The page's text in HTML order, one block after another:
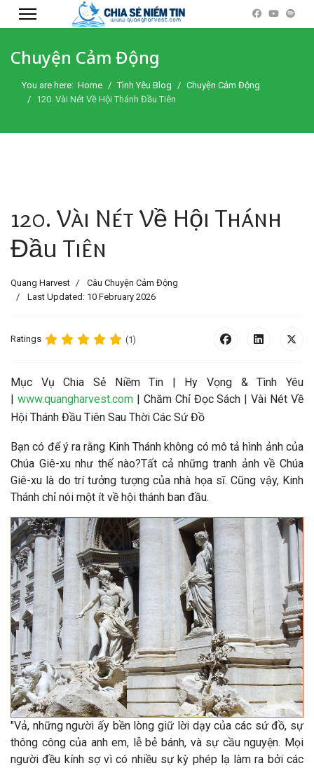
Chuyện Cảm Động
You are here: Home Tình Yêu Blog
Chuyện Cảm Động
120. Vài Nét Về Hội Thánh Đầu Tiên
120. Vài Nét Về Hội Thánh
Đầu Tiên
Quang Harvest
Câu Chuyện Cảm Động
Last Updated: 10 February 2026
Ratings (1)
Mục Vụ Chia Sẻ Niềm Tin | Hy Vọng & Tình Yêu
| www.quangharvest.com| Chăm Chỉ Đọc Sách | Vài Nét Về
Hội Thánh Đầu Tiên Sau Thời Các Sứ Đồ
Bạn có để ý ra rằng Kinh Thánh không có mô tả hình ảnh của
Chúa Giê-xu như thế nào?Tất cả những tranh ảnh về Chúa
Giê-xu là do trí tưởng tượng của nhà họa sĩ. Cũng vậy, Kinh
Thánh chỉ nói một ít về hội thánh ban đầu.
"Vả, những người ấy bền lòng giữ lời dạy của các sứ đồ, sự
thông công của anh em, lễ bẻ bánh, và sự cầu nguyện. Mọi
người đều kính sợ vì có nhiều sự kỳ phép lạ làm ra bởi các